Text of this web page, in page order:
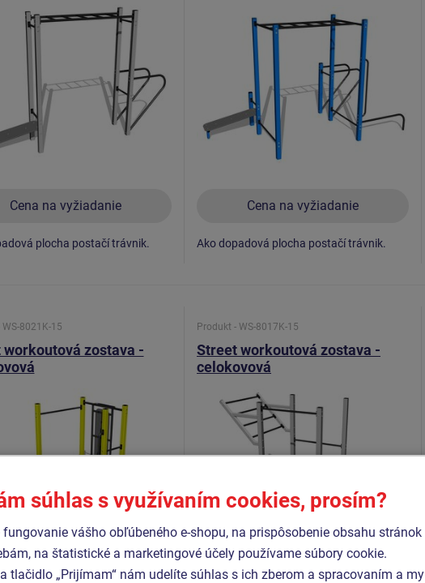
Cena na vyžiadanie
plocha postačí trávnik.
Cena na vyžiadanie
Ako dopadová plocha postačí trávnik.
WS-8021K-15
workoutová zostava -
Produkt - WS-8017K-15
Street workoutová zostava -
celokovová
súhlas s využívaním cookies, prosím?
fungovanie vášho obľúbeného e-shopu, na prispôsobenie obsahu stránok
na štatistické a marketingové účely používame súbory cookie.
tlačidlo „Prijímam“ nám udelíte súhlas s ich zberom a spracovaním a my